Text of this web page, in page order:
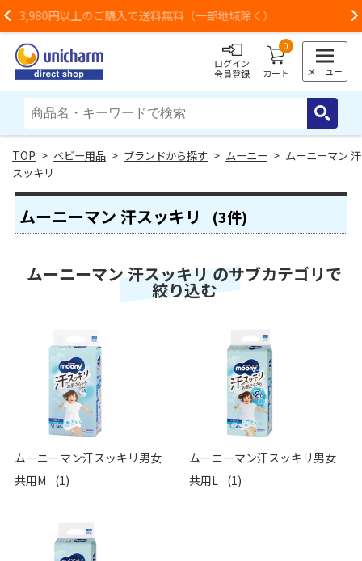
Previous
部地域除く） お荷物のお届けに遅れが出ている
ログイン
会員登録
0
カート メニュー
> ベビー用品 > ブランドから探す > ムーニー > ムーニーマン 汗
スッキリ
ムーニーマン 汗スッキリ (3件)
ムーニーマン 汗スッキリ のサブカテゴリで
絞り込む
ムーニーマン汗スッキリ男女
共用M
(1)
ムーニーマン汗スッキリ男女
共用L
(1)